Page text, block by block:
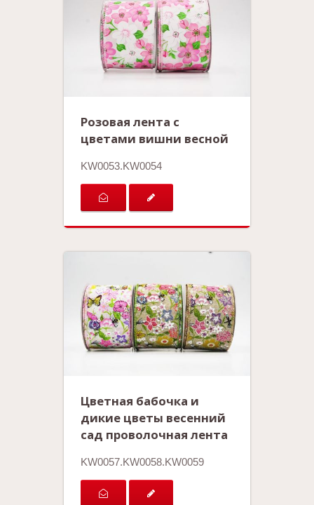
Розовая лента с
цветами вишни весной
KW0053.KW0054
Цветная бабочка и
дикие цветы весенний
сад проволочная лента
KW0057.KW0058.KW0059